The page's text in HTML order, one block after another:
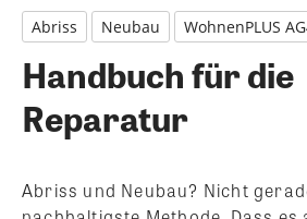
Abriss Neubau WohnenPLUS
Handbuch für die
Reparatur
Abriss und Neubau? Nicht